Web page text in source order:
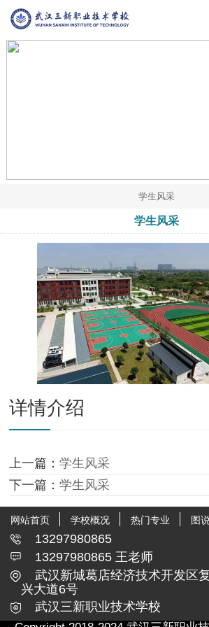
学生风采
学生风采
详情介绍
上一篇：学生风采
下一篇：学生风采
网站首页 学校概况 热门专业 图
13297980865
13297980865 王老师
武汉新城葛店经济技术开发区复
兴大道6号
武汉三新职业技术学校